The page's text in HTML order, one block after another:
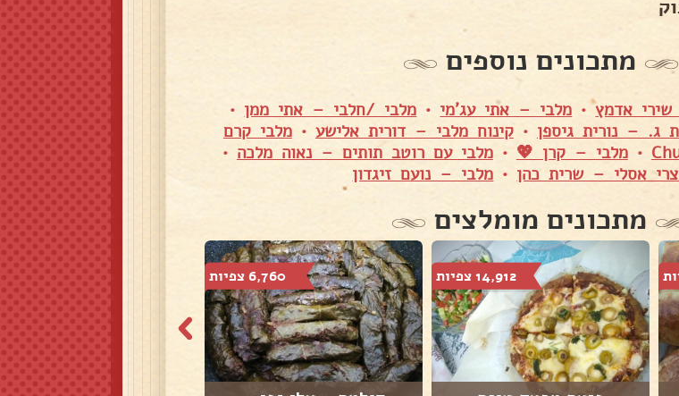
מתכונים נוספים
אדמץ• מלבי – אתי עג'מי • מלבי /חלבי – אתי ממן •
ג. – נורית גיספן •קינוח מלבי – דורית אלישע •מלבי קרם
•מלבי – קרן 💖 •מלבי עם רוטב תותים – נאוה מלכה •
אסלי – שרית כהן • מלבי – נועם זיגדון
מתכונים מומלצים
14,912 צפיות 6,760 צפיות